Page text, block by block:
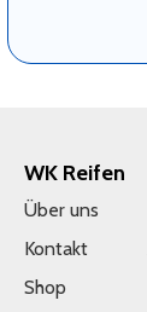
WK Reifen
Über uns
Kontakt
Shop